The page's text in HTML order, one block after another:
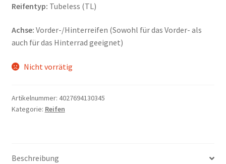
Reifentyp: Tubeless (TL)
Achse: Vorder-/Hinterreifen (Sowohl für das Vorder- als
auch für das Hinterrad geeignet)
Nicht vorrätig
Artikelnummer: 4027694130345
Kategorie: Reifen
Beschreibung